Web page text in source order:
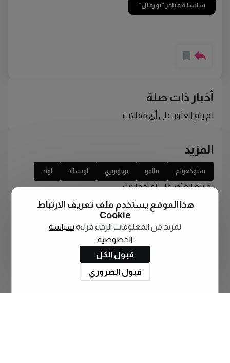
سلسلة متاجر "نورمال"
أخبار ذات صلة
لم يتم العثور على أي مقالات
المزيد
ستوكهولم مالمو يوتوبوري اوبسالا لوند
لم يتم العثور على أي مقالات
هذا الموقع يستخدم ملف تعريف الارتباط
Cookie
لمزيد من المعلومات الرجاء قراءة سياسة
الخصوصية
قبول الكل
قبول الضروري